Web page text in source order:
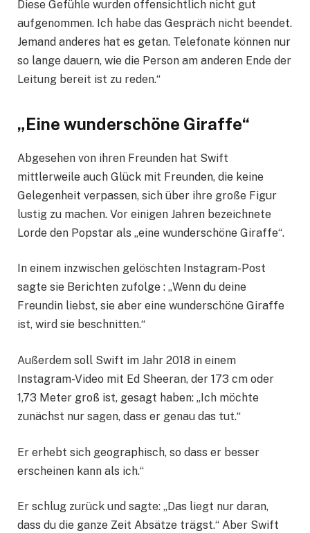
Diese Gefühle wurden offensichtlich nicht gut
aufgenommen. Ich habe das Gespräch nicht beendet.
Jemand anderes hat es getan. Telefonate können nur
so lange dauern, wie die Person am anderen Ende der
Leitung bereit ist zu reden.“
„Eine wunderschöne Giraffe“
Abgesehen von ihren Freunden hat Swift
mittlerweile auch Glück mit Freunden, die keine
Gelegenheit verpassen, sich über ihre große Figur
lustig zu machen. Vor einigen Jahren bezeichnete
Lorde den Popstar als „eine wunderschöne Giraffe“.
In einem inzwischen gelöschten Instagram-Post
sagte sie Berichten zufolge : „Wenn du deine
Freundin liebst, sie aber eine wunderschöne Giraffe
ist, wird sie beschnitten.“
Außerdem soll Swift im Jahr 2018 in einem
Instagram-Video mit Ed Sheeran, der 173 cm oder
1,73 Meter groß ist, gesagt haben: „Ich möchte
zunächst nur sagen, dass er genau das tut.“
Er erhebt sich geographisch, so dass er besser
erscheinen kann als ich.“
Er schlug zurück und sagte: „Das liegt nur daran,
dass du die ganze Zeit Absätze trägst.“ Aber Swift